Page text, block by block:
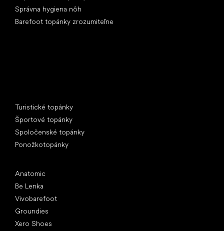
Správna hygiena nôh
Barefoot topánky zrozumiteľne
Turistické topánky
Športové topánky
Spoločenské topánky
Ponožkotopánky
Anatomic
Be Lenka
Vivobarefoot
Groundies
Xero Shoes